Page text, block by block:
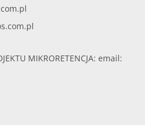
MIKRORETENCJA: email: